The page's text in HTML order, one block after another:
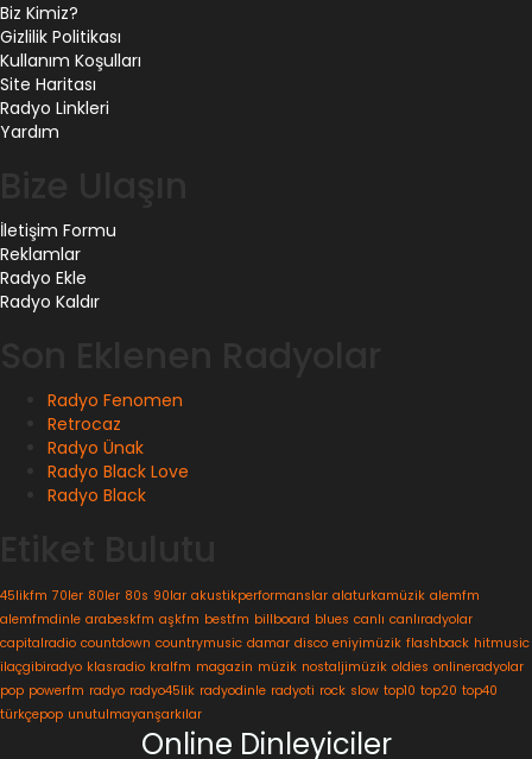
Biz Kimiz?
Gizlilik Politikası
Kullanım Koşulları
Site Haritası
Radyo Linkleri
Yardım
İletişim Formu
Reklamlar
Radyo Ekle
Radyo Kaldır
Radyo Fenomen
Retrocaz
Radyo Ünak
Radyo Black Love
Radyo Black
45likfm 70ler 80ler 80s 90lar akustikperformanslar alaturkamüzik alemfm
alemfmdinle arabeskfm aşkfm bestfm billboard blues canlı canlıradyolar
capitalradio countdown countrymusic damar disco eniyimüzik flashback hitmusic
ilaçgibiradyo klasradio kralfm magazin müzik nostaljimüzik oldies onlineradyolar
pop powerfm radyo radyo45lik radyodinle radyoti rock slow top10 top20 top40
türkçepop unutulmayanşarkılar
Online Dinleyiciler